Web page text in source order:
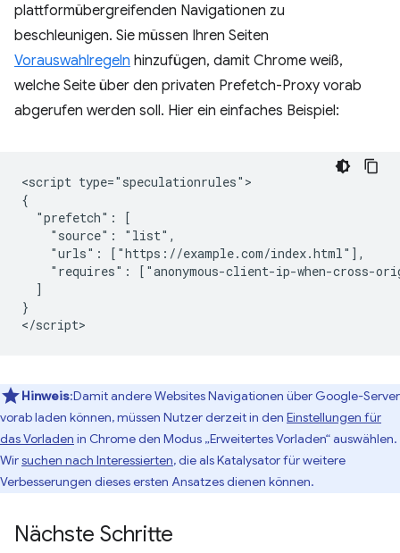
plattformübergreifenden Navigationen zu
beschleunigen. Sie müssen Ihren Seiten
Vorauswahlregeln hinzufügen, damit Chrome weiß,
welche Seite über den privaten Prefetch-Proxy vorab
abgerufen werden soll. Hier ein einfaches Beispiel:
<script type="speculationrules">
{
  "prefetch": [
    "source": "list",
    "urls": ["https://example.com/index.html"],
"requires": ["anonymous-client-ip-when-cross-
  ]
}
Hinweis:Damit andere Websites Navigationen über Google-Server
vorab laden können, müssen Nutzer derzeit in den Einstellungen für
das Vorladen in Chrome den Modus „Erweitertes Vorladen“ auswählen.
Wirsuchen nach Interessierten, die als Katalysator für weitere
Verbesserungen dieses ersten Ansatzes dienen können.
Nächste Schritte